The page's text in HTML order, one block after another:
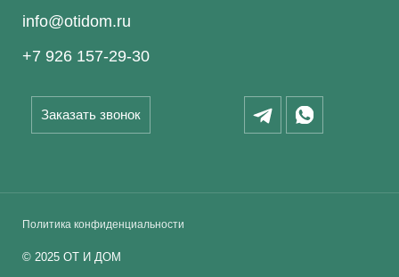
info@otidom.ru
+7 926 157-29-30
Заказать звонок
Политика конфиденциальности
© 2025 ОТ И ДОМ